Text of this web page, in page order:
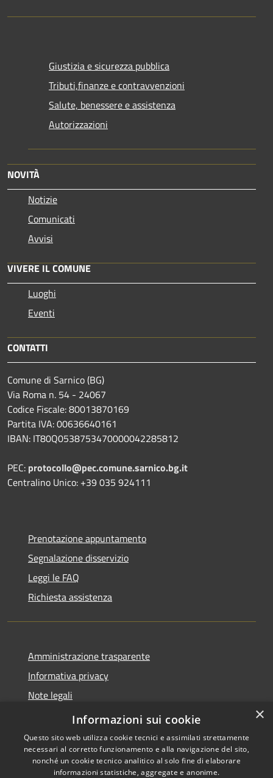
Giustizia e sicurezza pubblica
Tributi,finanze e contravvenzioni
Salute, benessere e assistenza
Autorizzazioni
NOVITÀ
Notizie
Comunicati
Avvisi
VIVERE IL COMUNE
Luoghi
Eventi
CONTATTI
Comune di Sarnico (BG)
Via Roma n. 54 - 24067
Codice Fiscale: 80013870169
Partita IVA: 00636640161
IBAN: IT80Q0538753470000042285812
PEC: protocollo@pec.comune.sarnico.bg.it
Centralino Unico: +39 035 924111
Prenotazione appuntamento
Segnalazione disservizio
Leggi le FAQ
Richiesta assistenza
Amministrazione trasparente
Informativa privacy
Note legali
Dichiarazione di accessibilità
×
Informazioni sui cookie
Questo sito web utilizza cookie tecnici e assimilati strettamente
necessari al corretto funzionamento e alla navigazione del sito,
nonché un cookie tecnico analitico al solo fine di elaborare
informazioni statistiche, aggregate e anonime.